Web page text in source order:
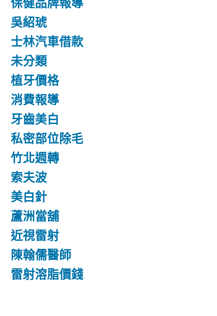
保健品牌報導
吳紹琥
士林汽車借款
未分類
植牙價格
消費報導
牙齒美白
私密部位除毛
竹北週轉
索夫波
美白針
蘆洲當舖
近視雷射
陳翰儒醫師
雷射溶脂價錢